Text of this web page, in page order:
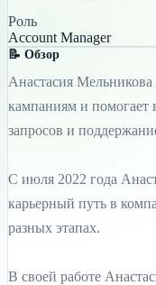
Роль
Account Manager
📝 Обзор
Анастасия
кампаниям и помогает
запросов и
С июля 2022 года
карьерный путь в
разных этапах.
В своей работе